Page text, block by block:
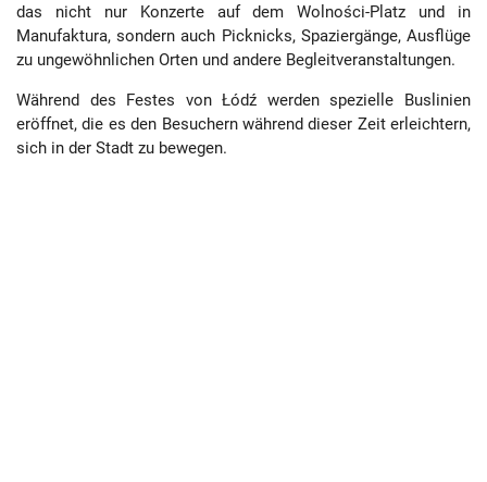
das nicht nur Konzerte auf dem Wolności-Platz und in
Manufaktura, sondern auch Picknicks, Spaziergänge, Ausflüge
zu ungewöhnlichen Orten und andere Begleitveranstaltungen.
Während des Festes von Łódź werden spezielle Buslinien
eröffnet, die es den Besuchern während dieser Zeit erleichtern,
sich in der Stadt zu bewegen.